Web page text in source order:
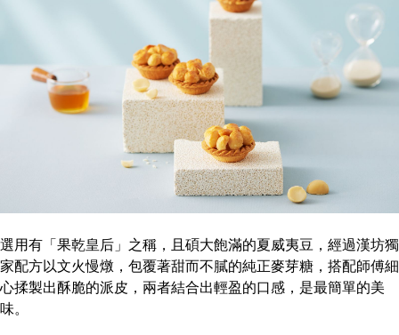
選用有「果乾皇后」之稱，且碩大飽滿的夏威夷豆，經過漢坊獨
家配方以文火慢燉，包覆著甜而不膩的純正麥芽糖，搭配師傅細
心揉製出酥脆的派皮，兩者結合出輕盈的口感，是最簡單的美
味。